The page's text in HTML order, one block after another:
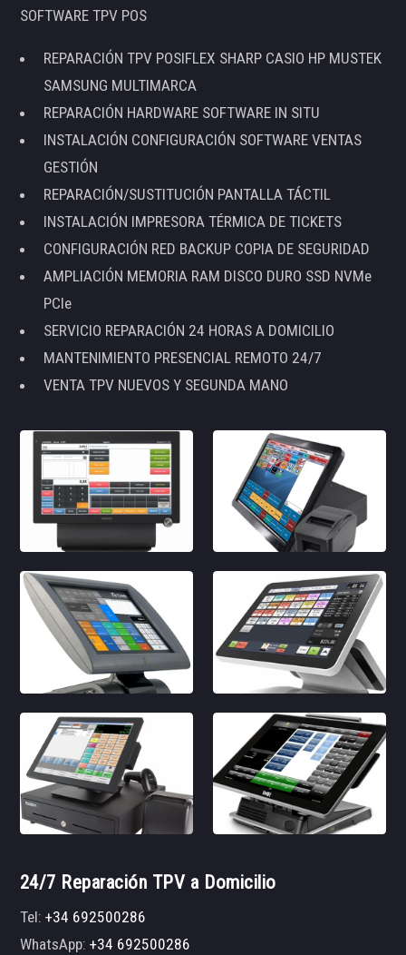
SOFTWARE TPV POS
REPARACIÓN TPV POSIFLEX SHARP CASIO HP MUSTEK
SAMSUNG MULTIMARCA
REPARACIÓN HARDWARE SOFTWARE IN SITU
INSTALACIÓN CONFIGURACIÓN SOFTWARE VENTAS
GESTIÓN
REPARACIÓN/SUSTITUCIÓN PANTALLA TÁCTIL
INSTALACIÓN IMPRESORA TÉRMICA DE TICKETS
CONFIGURACIÓN RED BACKUP COPIA DE SEGURIDAD
AMPLIACIÓN MEMORIA RAM DISCO DURO SSD NVMe
PCIe
SERVICIO REPARACIÓN 24 HORAS A DOMICILIO
MANTENIMIENTO PRESENCIAL REMOTO 24/7
VENTA TPV NUEVOS Y SEGUNDA MANO
24/7 Reparación TPV a Domicilio
Tel:+34 692500286
WhatsApp:+34 692500286